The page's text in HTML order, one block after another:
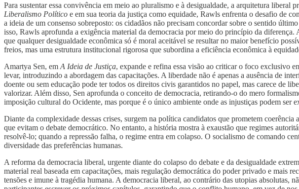
Para sustentar essa convivência em meio ao pluralismo e à desigualdade, a arquitetura liberal
Liberalismo Político e em sua teoria da justiça como equidade, Rawls enfrenta o desafio de
a ideia de um consenso sobreposto: os cidadãos não precisam concordar sobre o sentido
isso, Rawls aprofunda a exigência material da democracia por meio do princípio da
que qualquer desigualdade econômica só é moral aceitável se resultar no maior benefício
freios, mas uma estrutura institucional rigorosa que subordina a eficiência econômica à
Amartya Sen, em A Ideia de Justiça, expande e refina essa visão ao criticar o foco exclusivo
levar, introduzindo a abordagem das capacitações. A liberdade não é apenas a ausência de
doente ou sem educação pode ter todos os direitos civis garantidos no papel, mas carece de
valorizar. Além disso, Sen aprofunda o conceito de democracia, retirando-o do mero
imposição cultural do Ocidente, mas porque é o único ambiente onde as injustiças podem
Diante da complexidade dessas crises, surgem na política candidatos que prometem
que evitam o debate democrático. No entanto, a história mostra à exaustão que regimes
resolvê-lo; quando a repressão falha, o regime entra em colapso. O socialismo de comando
diversidade das preferências humanas.
A reforma da democracia liberal, urgente diante do colapso do debate e da desigualdade
material real baseada em capacitações, mais regulação democrática do poder privado e mais
tensões e imune à tragédia humana. A democracia liberal, ao contrário das utopias absolutas,